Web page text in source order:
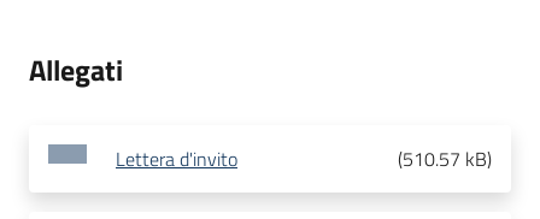
Allegati
Lettera d'invito (510.57 kB)